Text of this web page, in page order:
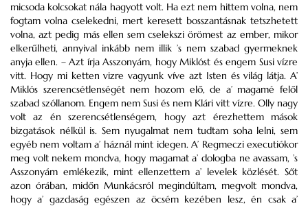
micsoda kolcsokat nála hagyott volt. Ha ezt nem hittem volna, nem
fogtam volna cselekedni, mert keresett bosszantásnak tetszhetett
volna, azt pedig más ellen sem cselekszi örömest az ember, mikor
elkerűlheti, annyival inkább nem illik ’s nem szabad gyermeknek
anyja ellen. – Azt írja Asszonyám, hogy Miklóst és engem Susi vízre
vitt. Hogy mi ketten vizre vagyunk víve azt Isten és világ látja. A’
Miklós szerencsétlenségét nem hozom elő, de a’ magamé felől
szabad szóllanom. Engem nem Susi és nem Klári vitt vízre. Olly nagy
volt az én szerencsétlenségem, hogy azt érezhettem mások
bizgatások nélkül is. Sem nyugalmat nem tudtam soha lelni, sem
egyéb nem voltam a’ háznál mint idegen. A’ Regmeczi executiókor
meg volt nekem mondva, hogy magamat a’ dologba ne avassam, ’s
Asszonyám emlékezik, mint ellenzettem a’ levelek közlését. Sőt
azon órában, midőn Munkácsról megindúltam, megvolt mondva,
hogy a’ gazdaság egészen az öcsém kezében lesz, én csak a’